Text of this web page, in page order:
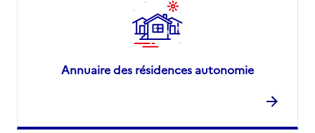
Annuaire des résidences autonomie